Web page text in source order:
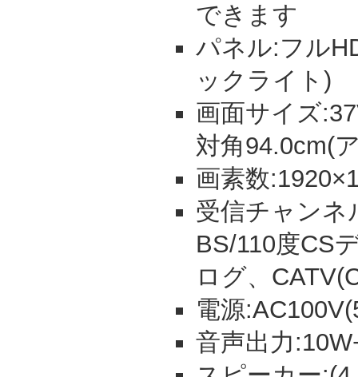
できます
パネル:フル
ックライト)
画面サイズ
対角94.0cm(
画素数
受信チャンネ
BS/110度CS
ログ、
電源
音声出力